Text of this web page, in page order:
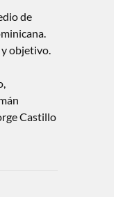
de
objetivo.
Castillo